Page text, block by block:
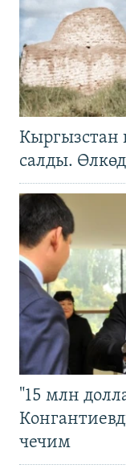
Кыргызстан
салды.
"15 млн
чечим